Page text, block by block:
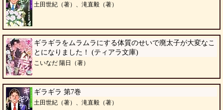
土田世紀（著）、滝直毅（著）
ギラギラをムラムラにする体質のせいで廃太子が大変なこ
とになりました！ (ティアラ文庫)
こいなだ 陽日（著）
ギラギラ 第7巻
土田世紀（著）、滝直毅（著）